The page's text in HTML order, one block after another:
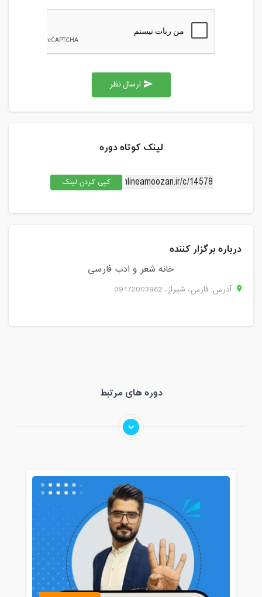
send
لینک کوتاه دوره
کپی کردن لینک
درباره برگزار کننده
خانه شعر و ادب فارسی
آدرس: فارس، شيراز، 09172003962
دوره های مرتبط